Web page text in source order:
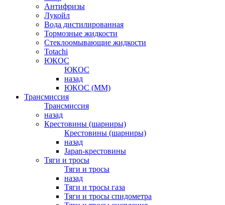
Антифризы
Лукойл
Вода дистилированная
Тормозные жидкости
Стеклоомывающие жидкости
Totachi
ЮКОС
ЮКОС
назад
ЮКОС (ММ)
Трансмиссия
Трансмиссия
назад
Крестовины (шарниры)
Крестовины (шарниры)
назад
Japan-крестовины
Тяги и тросы
Тяги и тросы
назад
Тяги и тросы газа
Тяги и тросы спидометра